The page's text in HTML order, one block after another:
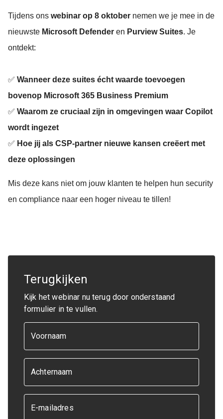
Tijdens ons webinar op 8 oktober nemen we je mee in de
nieuwste Microsoft Defender en Purview Suites. Je
ontdekt:
✅ Wanneer deze suites écht waarde toevoegen
bovenop Microsoft 365 Business Premium
✅ Waarom ze cruciaal zijn in omgevingen waar Copilot
wordt ingezet
✅ Hoe jij als CSP-partner nieuwe kansen creëert met
deze oplossingen
Mis deze kans niet om jouw klanten te helpen hun security
en compliance naar een hoger niveau te tillen!
Terugkijken
Kijk het webinar nu terug door onderstaand
formulier in te vullen.
Voornaam
Achternaam
E-mailadres